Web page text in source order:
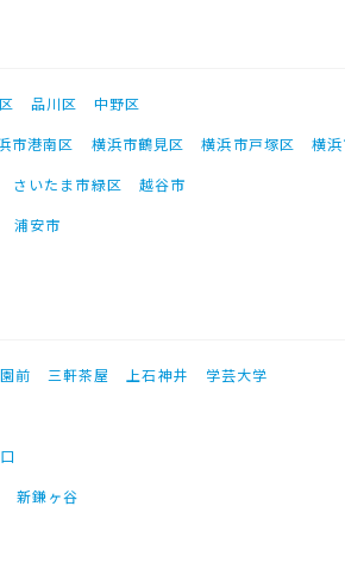
品川区
中野区
市港南区 横浜市鶴見区 横浜市戸塚区
横
さいたま市緑区
越谷市
浦安市
前 三軒茶屋 上石神井
学芸大学
新鎌ヶ谷